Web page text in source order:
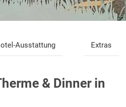
Ausstattung Extras
& Dinner in